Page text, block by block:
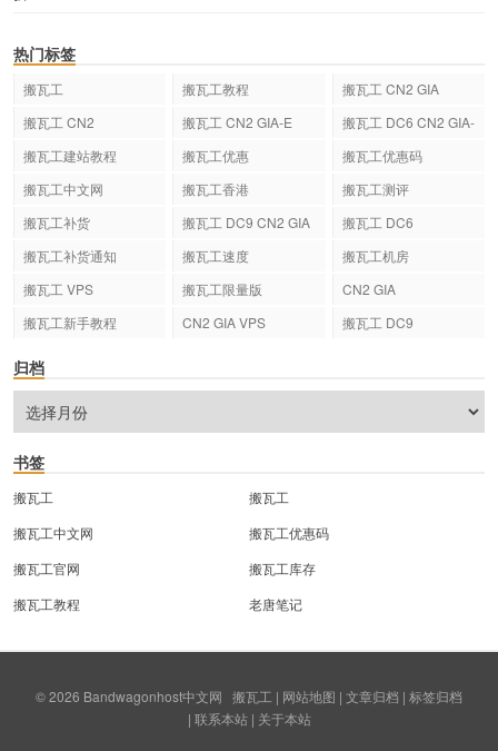
热门标签
搬瓦工 搬瓦工教程
搬瓦工 CN2 GIA
搬瓦工 CN2
搬瓦工 CN2 GIA-E
搬瓦工 DC6 CN2 GIA-
搬瓦工建站教程 搬瓦工优惠
搬瓦工优惠码
搬瓦工中文网
搬瓦工香港
搬瓦工测评
搬瓦工补货
搬瓦工 DC9 CN2 GIA
搬瓦工 DC6
搬瓦工补货通知
搬瓦工速度
搬瓦工机房
搬瓦工 VPS
搬瓦工限量版
CN2 GIA
搬瓦工新手教程
CN2 GIA VPS 搬瓦工 DC9
归档
书签
搬瓦工
搬瓦工
搬瓦工中文网
搬瓦工优惠码
搬瓦工官网
搬瓦工库存
搬瓦工教程
老唐笔记
© 2026 Bandwagonhost中文网 搬瓦工 | 网站地图 | 文章归档 | 标签归档
| 联系本站| 关于本站